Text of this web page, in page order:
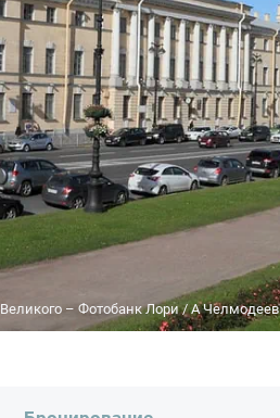
– Фотобанк Лори / A Челмодеев